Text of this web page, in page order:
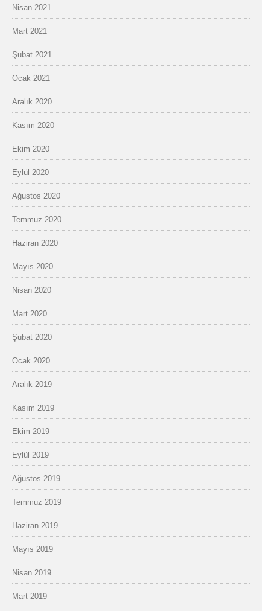
Nisan 2021
Mart 2021
Şubat 2021
Ocak 2021
Aralık 2020
Kasım 2020
Ekim 2020
Eylül 2020
Ağustos 2020
Temmuz 2020
Haziran 2020
Mayıs 2020
Nisan 2020
Mart 2020
Şubat 2020
Ocak 2020
Aralık 2019
Kasım 2019
Ekim 2019
Eylül 2019
Ağustos 2019
Temmuz 2019
Haziran 2019
Mayıs 2019
Nisan 2019
Mart 2019